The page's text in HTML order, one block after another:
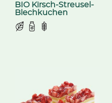
BIO Kirsch-Streusel-
Blechkuchen